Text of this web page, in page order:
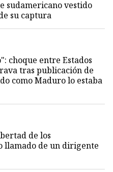
sudamericano vestido
su captura
choque entre Estados
tras publicación de
como Maduro lo estaba
de los
llamado de un dirigente